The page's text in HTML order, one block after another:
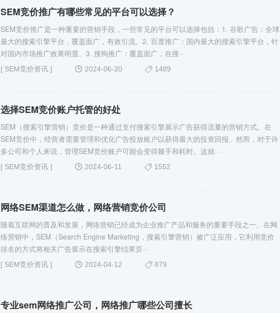
SEM竞价推广有哪些常见的平台可以选择？
SEM竞价推广是一种重要的营销手段，一些常见的平台可以选择包括：1. 谷歌广告：全球
最大的搜索引擎平台，覆盖面广，有效引流。2. 百度推广：国内最大的搜索引擎平台，针
对国内市场推广效果明显。3. 搜狗推广：覆盖面广，在搜···
[ SEM竞价资讯 ] 2024-06-20 1489
选择SEM竞价账户托管的好处
SEM（搜索引擎营销）竞价是一种通过支付搜索引擎展示广告获得流量的营销方式。在
SEM竞价中，经营者需要管理和优化广告投放账户以获得最大的投资回报。然而，对于许
多公司和个人来说，管理SEM竞价账户可能会变得棘手和耗时。这就···
[ SEM竞价资讯 ] 2024-06-11 1552
网络SEM渠道怎么做，网络营销竞价公司
随着互联网的普及和发展，网络营销已经成为企业推广产品和服务的重要手段之一。在网
络营销中，SEM（Search Engine Marketing，搜索引擎营销）被广泛应用，它利用竞价
排名的方式将相关广告展示在搜索引擎结果页···
[ SEM竞价资讯 ] 2024-04-12 879
专业sem网络推广公司，网络推广哪些公司擅长